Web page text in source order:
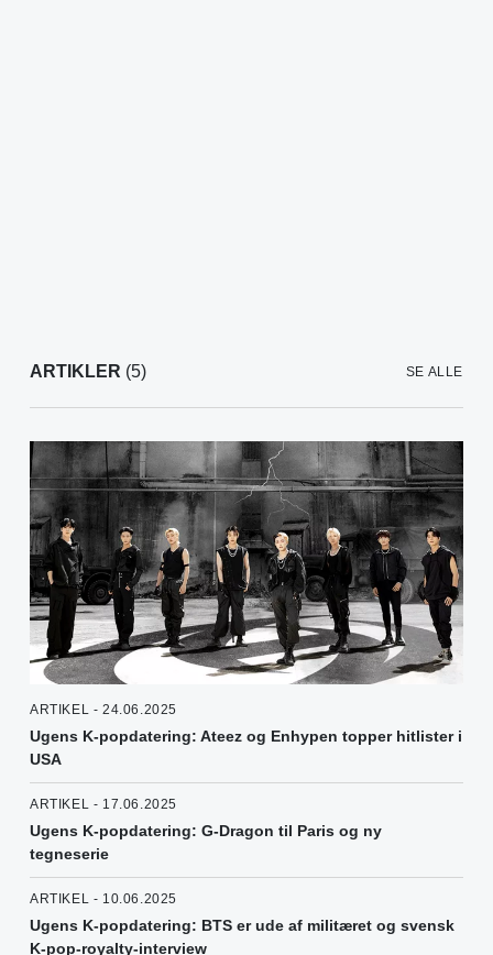
ARTIKLER (5) SE ALLE
ARTIKEL - 24.06.2025
Ugens K-popdatering: Ateez og Enhypen topper hitlister i
USA
ARTIKEL - 17.06.2025
Ugens K-popdatering: G-Dragon til Paris og ny
tegneserie
ARTIKEL - 10.06.2025
Ugens K-popdatering: BTS er ude af militæret og svensk
K-pop-royalty-interview